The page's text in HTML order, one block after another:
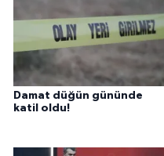
Damat düğün gününde
katil oldu!